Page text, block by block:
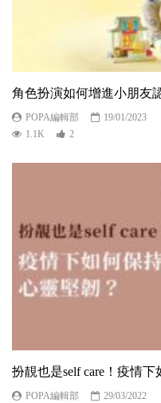
角色扮演如何增進小朋友
POPA編輯部
19/01/2023
1.1K
2
扮靚也是self care！疫情
POPA編輯部
29/03/2022